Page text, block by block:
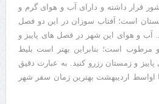
قرار داشته و دارای آب و هوای گرم و
است؛ آفتاب سوزان در این دو فصل
آب و هوای این شهر در فصل های پاییز و
مرطوب است؛ بنابراین بهتر است بلیط
و زمستان رزرو کنید. به عبارت دقیق
اواسط اردیبهشت بهترین زمان سفر شهر